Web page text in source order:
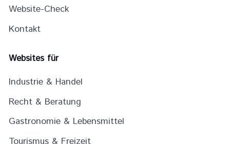
Website-Check
Kontakt
Websites für
Industrie & Handel
Recht & Beratung
Gastronomie & Lebensmittel